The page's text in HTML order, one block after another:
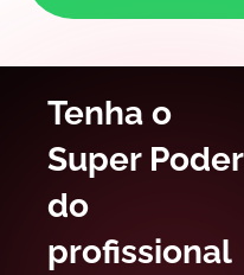
Tenha o
Super Poder
do
profissional